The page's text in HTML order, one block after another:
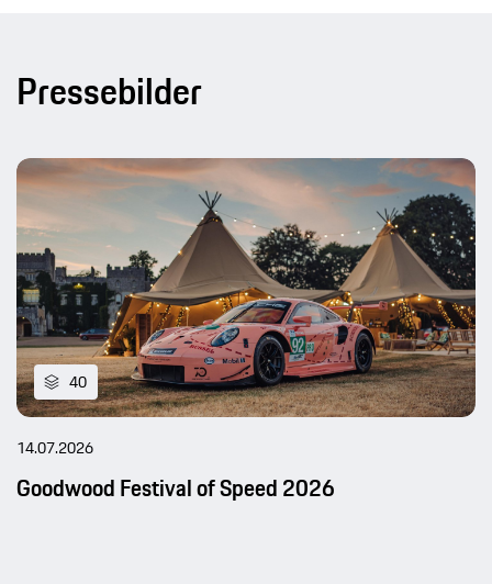
Pressebilder
40
14.07.2026
Goodwood Festival of Speed 2026